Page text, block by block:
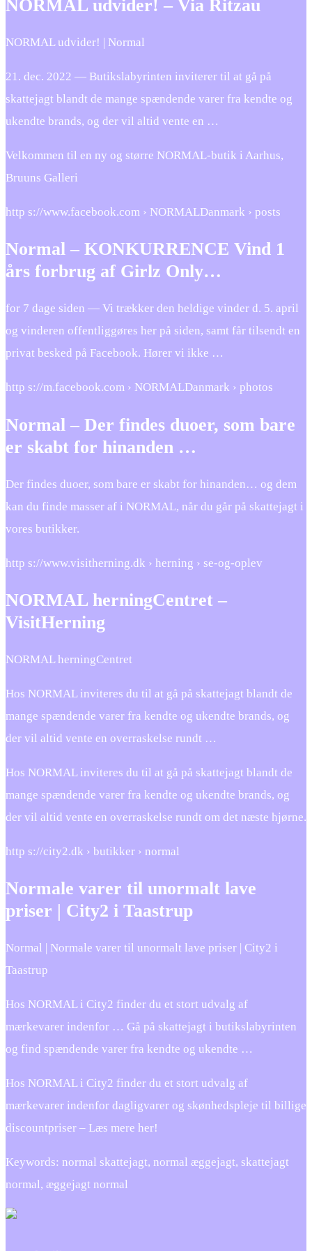
NORMAL udvider! – Via Ritzau
NORMAL udvider! | Normal
21. dec. 2022 — Butikslabyrinten inviterer til at gå på
skattejagt blandt de mange spændende varer fra kendte og
ukendte brands, og der vil altid vente en …
Velkommen til en ny og større NORMAL-butik i Aarhus,
Bruuns Galleri
http s://www.facebook.com › NORMALDanmark › posts
Normal – KONKURRENCE Vind 1
års forbrug af Girlz Only…
for 7 dage siden — Vi trækker den heldige vinder d. 5. april
og vinderen offentliggøres her på siden, samt får tilsendt en
privat besked på Facebook. Hører vi ikke …
http s://m.facebook.com › NORMALDanmark › photos
Normal – Der findes duoer, som bare
er skabt for hinanden …
Der findes duoer, som bare er skabt for hinanden… og dem
kan du finde masser af i NORMAL, når du går på skattejagt i
vores butikker.
http s://www.visitherning.dk › herning › se-og-oplev
NORMAL herningCentret –
VisitHerning
NORMAL herningCentret
Hos NORMAL inviteres du til at gå på skattejagt blandt de
mange spændende varer fra kendte og ukendte brands, og
der vil altid vente en overraskelse rundt …
Hos NORMAL inviteres du til at gå på skattejagt blandt de
mange spændende varer fra kendte og ukendte brands, og
der vil altid vente en overraskelse rundt om det næste hjørne.
http s://city2.dk › butikker › normal
Normale varer til unormalt lave
priser | City2 i Taastrup
Normal | Normale varer til unormalt lave priser | City2 i
Taastrup
Hos NORMAL i City2 finder du et stort udvalg af
mærkevarer indenfor … Gå på skattejagt i butikslabyrinten
og find spændende varer fra kendte og ukendte …
Hos NORMAL i City2 finder du et stort udvalg af
mærkevarer indenfor dagligvarer og skønhedspleje til billige
discountpriser – Læs mere her!
Keywords: normal skattejagt, normal æggejagt, skattejagt
normal, æggejagt normal